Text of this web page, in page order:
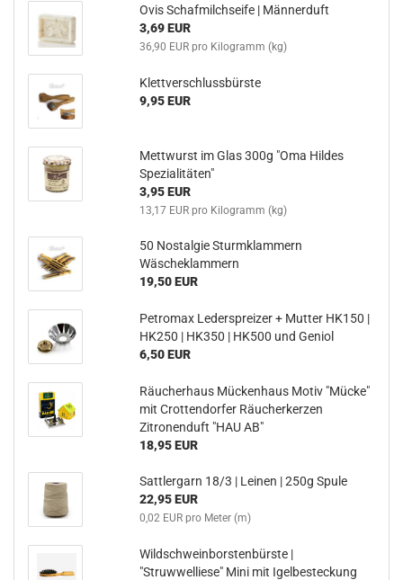
Ovis Schafmilchseife | Männerduft
3,69 EUR
36,90 EUR pro Kilogramm (kg)
Klettverschlussbürste
9,95 EUR
Mettwurst im Glas 300g "Oma Hildes
Spezialitäten"
3,95 EUR
13,17 EUR pro Kilogramm (kg)
50 Nostalgie Sturmklammern
Wäscheklammern
19,50 EUR
Petromax Lederspreizer + Mutter HK150 |
HK250 | HK350 | HK500 und Geniol
6,50 EUR
Räucherhaus Mückenhaus Motiv "Mücke"
mit Crottendorfer Räucherkerzen
Zitronenduft "HAU AB"
18,95 EUR
Sattlergarn 18/3 | Leinen | 250g Spule
22,95 EUR
0,02 EUR pro Meter (m)
Wildschweinborstenbürste |
"Struwwelliese" Mini mit Igelbesteckung